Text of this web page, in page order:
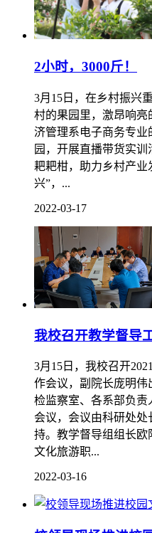
2小时，3000斤！
3月15日，在乡村振兴
村的果园里，激昂响
济管理系电子商务专
园，开展直播带货实
耙耙柑，助力乡村产业
兴”，...
2022-03-17
我校召开教学督导
3月15日，我校召开
作会议，副院长庞明
检监察室、各系部负责
会议，会议由科研处
持。教学督导组组长
文化旅游职...
2022-03-16